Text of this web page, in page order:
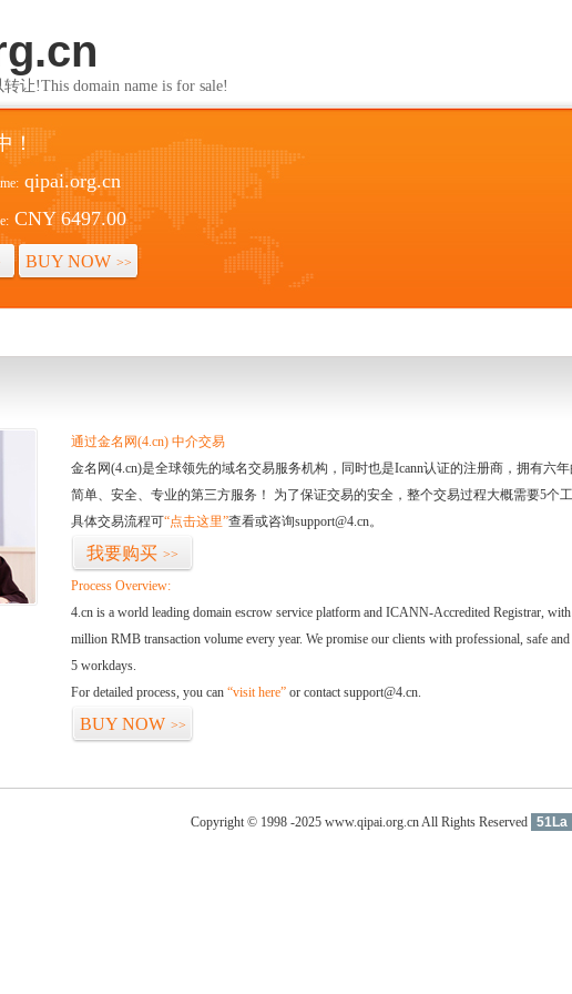
让!This domain name is for sale!
！
qipai.org.cn
CNY 6497.00
BUY NOW >>
通过金名网(4.cn) 中介交易
金名网(4.cn)是全球领先的域名交易服务机构，同时也是Icann认证的注册商，拥有六
简单、安全、专业的第三方服务！ 为了保证交易的安全，整个交易过程大概需要5个工
具体交易流程可“点击这里”查看或咨询support@4.cn。
我要购买 >>
Process Overview:
4.cn is a world leading domain escrow service platform and ICANN-Accredited Registrar,
million RMB transaction volume every year. We promise our clients with professional, safe
5 workdays.
For detailed process, you can “visit here” or contact support@4.cn.
BUY NOW >>
Copyright © 1998 -2025 www.qipai.org.cn All Rights Reserved 51La